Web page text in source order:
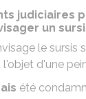
judiciaires
un
le sursis
d'une
été